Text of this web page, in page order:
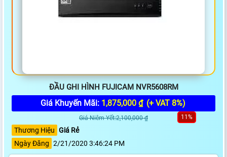
ĐẦU GHI HÌNH FUJICAM NVR5608RM
Giá Khuyến Mãi: 1,875,000 ₫ (+ VAT 8%)
Giá Niêm Yết:2,100,000 ₫ 11%
Thương Hiệu Giá Rẻ
Ngày Đăng 2/21/2020 3:46:24 PM